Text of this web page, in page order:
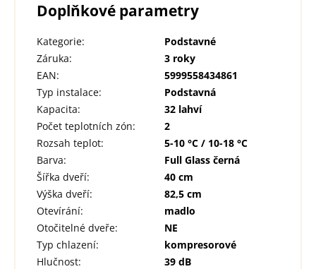
Doplňkové parametry
Kategorie:
Podstavné
Záruka:
3 roky
EAN:
5999558434861
Typ instalace:
Podstavná
Kapacita:
32 lahví
Počet teplotních zón:
2
Rozsah teplot:
5-10 °C / 10-18 °C
Barva:
Full Glass černá
Šířka dveří:
40 cm
Výška dveří:
82,5 cm
Otevírání:
madlo
Otočitelné dveře:
NE
Typ chlazení:
kompresorové
Hlučnost:
39 dB